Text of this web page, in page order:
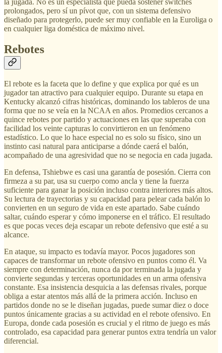
prolongados, pero sí un pívot que, con un sistema defensivo
diseñado para protegerlo, puede ser muy confiable en la Euroliga o
en cualquier liga doméstica de máximo nivel.
Rebotes
El rebote es la faceta que lo define y que explica por qué es un
jugador tan atractivo para cualquier equipo. Durante su etapa en
Kentucky alcanzó cifras históricas, dominando los tableros de una
forma que no se veía en la NCAA en años. Promedios cercanos a
quince rebotes por partido y actuaciones en las que superaba con
facilidad los veinte capturas lo convirtieron en un fenómeno
estadístico. Lo que lo hace especial no es solo su físico, sino un
instinto casi natural para anticiparse a dónde caerá el balón,
acompañado de una agresividad que no se negocia en cada jugada.
En defensa, Tshiebwe es casi una garantía de posesión. Cierra con
firmeza a su par, usa su cuerpo como ancla y tiene la fuerza
suficiente para ganar la posición incluso contra interiores más altos.
Su lectura de trayectorias y su capacidad para pelear cada balón lo
convierten en un seguro de vida en este apartado. Sabe cuándo
saltar, cuándo esperar y cómo imponerse en el tráfico. El resultado
es que pocas veces deja escapar un rebote defensivo que esté a su
alcance.
En ataque, su impacto es todavía mayor. Pocos jugadores son
capaces de transformar un rebote ofensivo en puntos como él. Va
siempre con determinación, nunca da por terminada la jugada y
convierte segundas y terceras oportunidades en un arma ofensiva
constante. Esa insistencia desquicia a las defensas rivales, porque
obliga a estar atentos más allá de la primera acción. Incluso en
partidos donde no se le diseñan jugadas, puede sumar diez o doce
puntos únicamente gracias a su actividad en el rebote ofensivo. En
Europa, donde cada posesión es crucial y el ritmo de juego es más
controlado, esa capacidad para generar puntos extra tendría un valor
diferencial.